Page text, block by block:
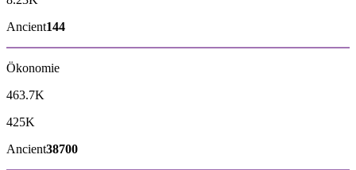
Ancient144
Ökonomie
463.7K
425K
Ancient38700